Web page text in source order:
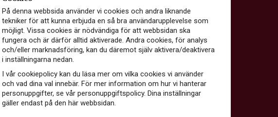
På denna webbsida använder vi cookies och andra liknande
tekniker för att kunna erbjuda en så bra användarupplevelse som
möjligt. Vissa cookies är nödvändiga för att webbsidan ska
fungera och är därför alltid aktiverade. Andra cookies, för analys
och/eller marknadsföring, kan du däremot själv aktivera/deaktivera
i inställningarna nedan.
I vår cookiepolicy kan du läsa mer om vilka cookies vi använder
och vad dina val innebär. För mer information om hur vi hanterar
personuppgifter, se vår personuppgiftspolicy. Dina inställningar
gäller endast på den här webbsidan.